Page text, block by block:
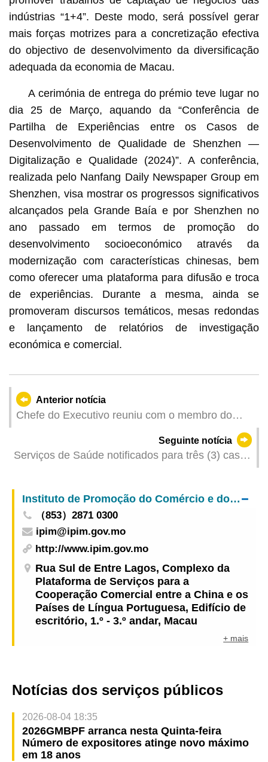
indústrias “1+4”. Deste modo, será possível gerar
mais forças motrizes para a concretização efectiva
do objectivo de desenvolvimento da diversificação
adequada da economia de Macau.
A cerimónia de entrega do prémio teve lugar no
dia 25 de Março, aquando da “Conferência de
Partilha de Experiências entre os Casos de
Desenvolvimento de Qualidade de Shenzhen —
Digitalização e Qualidade (2024)”. A conferência,
realizada pelo Nanfang Daily Newspaper Group em
Shenzhen, visa mostrar os progressos significativos
alcançados pela Grande Baía e por Shenzhen no
ano passado em termos de promoção do
desenvolvimento socioeconómico através da
modernização com características chinesas, bem
como oferecer uma plataforma para difusão e troca
de experiências. Durante a mesma, ainda se
promoveram discursos temáticos, mesas redondas
e lançamento de relatórios de investigação
económica e comercial.
Anterior notícia
Chefe do Executivo reuniu com o membro do
Nacional de Gestão de EmergênciaSeguinte notícia
Serviços de Saúde notificados para três (3) casos
Instituto de Promoção do Comércio e do Investimento
（853）2871 0300
ipim@ipim.gov.mo
http://www.ipim.gov.mo
Rua Sul de Entre Lagos, Complexo da
Plataforma de Serviços para a
Cooperação Comercial entre a China e os
Países de Língua Portuguesa, Edifício de
escritório, 1.º - 3.º andar, Macau
+ mais
Notícias dos serviços públicos
2026-08-04 18:35
2026GMBPF arranca nesta Quinta-feira
Número de expositores atinge novo máximo
em 18 anos